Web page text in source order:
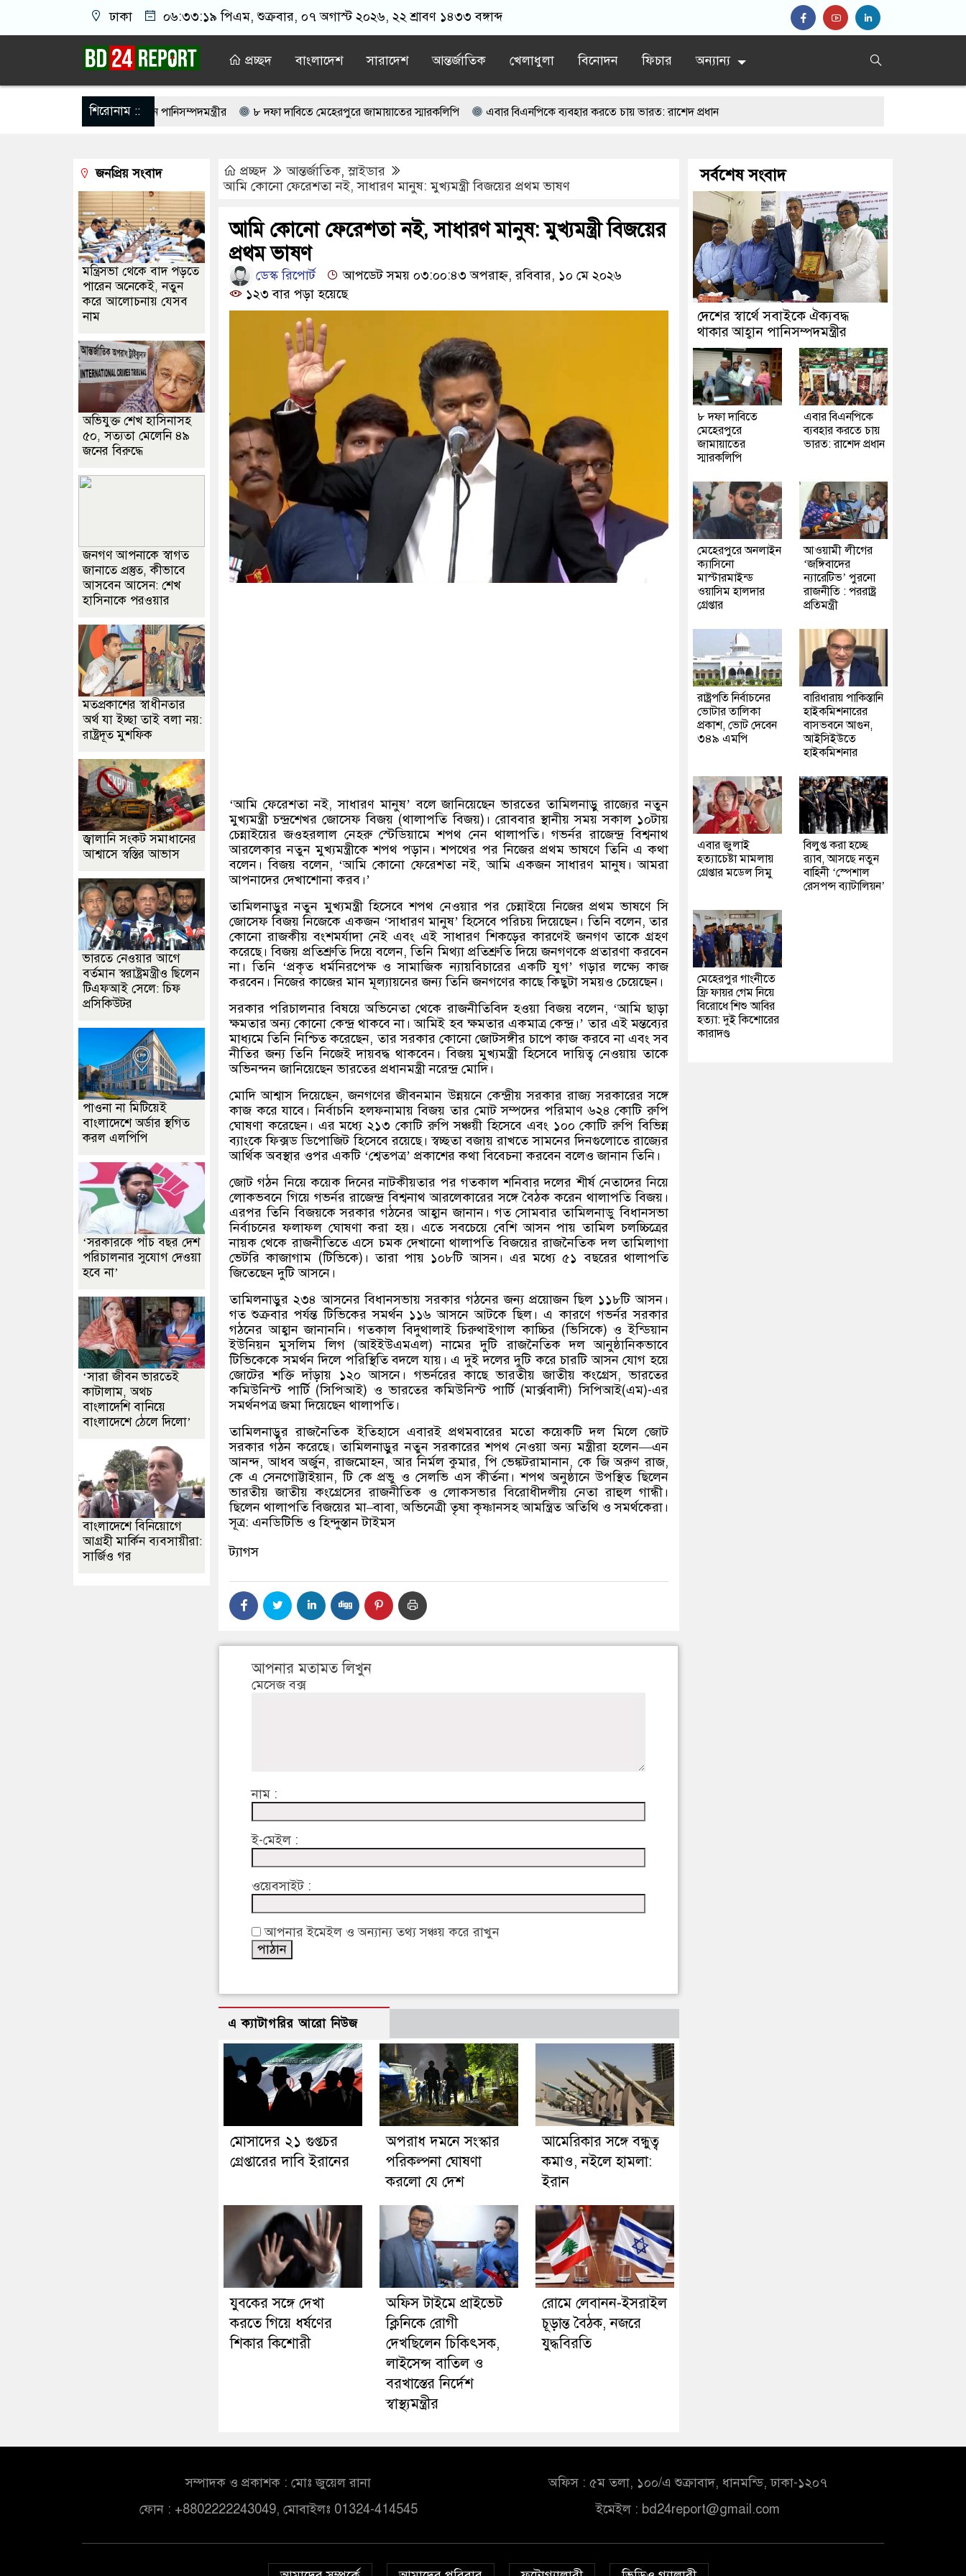
ঢাকা ০৬:৩৩:২০ পিএম, শুক্রবার, ০৭ অগাস্ট ২০২৬, ২২ শ্রাবণ ১৪৩৩ বঙ্গাব্দ
প্রচ্ছদ বাংলাদেশ সারাদেশ আন্তর্জাতিক খেলাধুলা বিনোদন ফিচার অন্যান্য
শিরোনাম ::
থাকার আহ্বান পানিসম্পদমন্ত্রীর ৮ দফা দাবিতে মেহেরপুরে জামায়াতের স্মারকলিপি এবার বিএনপিকে ব্যবহার করতে চায় ভারত: রাশেদ প্রধান
তালিকা প্রকাশ, ভোট দেবেন ৩৪৯ এমপি বারিধারায় পাকিস্তানি হাইকমিশনারের বাসভবনে আগুন, আইসিইউতে হাইকমিশনার
মামলায় গ্রেপ্তার মডেল সিমু বিলুপ্ত করা হচ্ছে র‍্যাব, আসছে নতুন বাহিনী ‘স্পেশাল রেসপন্স ব্যাটালিয়ন’
ফায়র গেম নিয়ে বিরোধে শিশু আবির হত্যা: দুই কিশোরের কারাদণ্ড
প্রচ্ছদ আন্তর্জাতিক,স্লাইডার
আমি কোনো ফেরেশতা নই, সাধারণ মানুষ: মুখ্যমন্ত্রী বিজয়ের প্রথম ভাষণ
আমি কোনো ফেরেশতা নই, সাধারণ মানুষ: মুখ্যমন্ত্রী বিজয়ের
প্রথম ভাষণ
ডেস্ক রিপোর্ট
আপডেট সময় ০৩:০০:৪৩ অপরাহ্ন, রবিবার, ১০ মে ২০২৬
১২৩ বার পড়া হয়েছে
‘আমি ফেরেশতা নই,সাধারণ মানুষ’বলে জানিয়েছেন ভারতের তামিলনাড়ু রাজ্যের নতুন
মুখ্যমন্ত্রী চন্দ্রশেখর জোসেফ বিজয় (থালাপতি বিজয়) । রোববার স্থানীয় সময় সকাল ১০টায়
চেন্নাইয়ের জওহরলাল নেহরু স্টেডিয়ামে শপথ নেন থালাপতি। গভর্নর রাজেন্দ্র বিশ্বনাথ
আরলেকার নতুন মুখ্যমন্ত্রীকে শপথ পড়ান। শপথের পর নিজের প্রথম ভাষণে তিনি এ কথা
বলেন। বিজয় বলেন, ‘আমি কোনো ফেরেশতা নই,আমি একজন সাধারণ মানুষ। আমরা
আপনাদের দেখাশোনা করব।’
তামিলনাড়ুর নতুন মুখ্যমন্ত্রী হিসেবে শপথ নেওয়ার পর চেন্নাইয়ে নিজের প্রথম ভাষণে সি
জোসেফ বিজয় নিজেকে একজন‘সাধারণ মানুষ’হিসেবে পরিচয় দিয়েছেন। তিনি বলেন,তার
কোনো রাজকীয় বংশমর্যাদা নেই এবং এই সাধারণ শিকড়ের কারণেই জনগণ তাকে গ্রহণ
করেছে। বিজয় প্রতিশ্রুতি দিয়ে বলেন,তিনি মিথ্যা প্রতিশ্রুতি দিয়ে জনগণকে প্রতারণা করবেন
না। তিনি ‘প্রকৃত ধর্মনিরপেক্ষ ও সামাজিক ন্যায়বিচারের একটি যুগ’গড়ার লক্ষ্যে কাজ
করবেন। নিজের কাজের মান মূল্যায়নের জন্য তিনি জনগণের কাছে কিছুটা সময়ও চেয়েছেন।
সরকার পরিচালনার বিষয়ে অভিনেতা থেকে রাজনীতিবিদ হওয়া বিজয় বলেন, ‘আমি ছাড়া
ক্ষমতার অন্য কোনো কেন্দ্র থাকবে না। আমিই হব ক্ষমতার একমাত্র কেন্দ্র।’তার এই মন্তব্যের
মাধ্যমে তিনি নিশ্চিত করেছেন,তার সরকার কোনো জোটসঙ্গীর চাপে কাজ করবে না এবং সব
নীতির জন্য তিনি নিজেই দায়বদ্ধ থাকবেন। বিজয় মুখ্যমন্ত্রী হিসেবে দায়িত্ব নেওয়ায় তাকে
অভিনন্দন জানিয়েছেন ভারতের প্রধানমন্ত্রী নরেন্দ্র মোদি।
মোদি আশ্বাস দিয়েছেন,জনগণের জীবনমান উন্নয়নে কেন্দ্রীয় সরকার রাজ্য সরকারের সঙ্গে
কাজ করে যাবে। নির্বাচনি হলফনামায় বিজয় তার মোট সম্পদের পরিমাণ ৬২৪ কোটি রুপি
ঘোষণা করেছেন। এর মধ্যে ২১৩ কোটি রুপি সঞ্চয়ী হিসেবে এবং ১০০ কোটি রুপি বিভিন্ন
ব্যাংকে ফিক্সড ডিপোজিট হিসেবে রয়েছে। স্বচ্ছতা বজায় রাখতে সামনের দিনগুলোতে রাজ্যের
আর্থিক অবস্থার ওপর একটি‘শ্বেতপত্র’ প্রকাশের কথা বিবেচনা করবেন বলেও জানান তিনি।
জোট গঠন নিয়ে কয়েক দিনের নাটকীয়তার পর গতকাল শনিবার দলের শীর্ষ নেতাদের নিয়ে
লোকভবনে গিয়ে গভর্নর রাজেন্দ্র বিশ্বনাথ আরলেকারের সঙ্গে বৈঠক করেন থালাপতি বিজয়।
এরপর তিনি বিজয়কে সরকার গঠনের আহ্বান জানান। গত সোমবার তামিলনাডু বিধানসভা
নির্বাচনের ফলাফল ঘোষণা করা হয়। এতে সবচেয়ে বেশি আসন পায় তামিল চলচ্চিত্রের
নায়ক থেকে রাজনীতিতে এসে চমক দেখানো থালাপতি বিজয়ের রাজনৈতিক দল তামিলাগা
ভেটরি কাজাগাম (টিভিকে) । তারা পায় ১০৮টি আসন। এর মধ্যে ৫১ বছরের থালাপতি
জিতেছেন দুটি আসনে।
তামিলনাড়ুর ২৩৪ আসনের বিধানসভায় সরকার গঠনের জন্য প্রয়োজন ছিল ১১৮টি আসন।
গত শুক্রবার পর্যন্ত টিভিকের সমর্থন ১১৬ আসনে আটকে ছিল। এ কারণে গভর্নর সরকার
গঠনের আহ্বান জানাননি। গতকাল বিদুথালাই চিরুথাইগাল কাচ্চির (ভিসিকে)ও ইন্ডিয়ান
ইউনিয়ন মুসলিম লিগ(আইইউএমএল)নামের দুটি রাজনৈতিক দল আনুষ্ঠানিকভাবে
টিভিকেকে সমর্থন দিলে পরিস্থিতি বদলে যায়। এ দুই দলের দুটি করে চারটি আসন যোগ হয়ে
জোটের শক্তি দাঁড়ায় ১২০ আসনে। গভর্নরের কাছে ভারতীয় জাতীয় কংগ্রেস,ভারতের
কমিউনিস্ট পার্টি(সিপিআই) ও ভারতের কমিউনিস্ট পার্টি(মার্ক্সবাদী)সিপিআই(এম)-এর
সমর্থনপত্র জমা দিয়েছেন থালাপতি।
তামিলনাড়ুর রাজনৈতিক ইতিহাসে এবারই প্রথমবারের মতো কয়েকটি দল মিলে জোট
সরকার গঠন করেছে। তামিলনাড়ুর নতুন সরকারের শপথ নেওয়া অন্য মন্ত্রীরা হলেন—এন
আনন্দ,আধব অর্জুন,রাজমোহন,আর নির্মল কুমার,পি ভেঙ্কটরামানান,কে জি অরুণ রাজ,
কে এ সেনগোট্টাইয়ান,টি কে প্রভু ও সেলভি এস কীর্তনা। শপথ অনুষ্ঠানে উপস্থিত ছিলেন
ভারতীয় জাতীয় কংগ্রেসের রাজনীতিক ও লোকসভার বিরোধীদলীয় নেতা রাহুল গান্ধী।
ছিলেন থালাপতি বিজয়ের মা–বাবা,অভিনেত্রী তৃষা কৃষ্ণানসহ আমন্ত্রিত অতিথি ও সমর্থকেরা।
সূত্র: এনডিটিভি ও হিন্দুস্তান টাইমস
ট্যাগস
আপনার মতামত লিখুন
মেসেজ বক্স
নাম :
ই-মেইল :
ওয়েবসাইট :
আপনার ইমেইল ও অন্যান্য তথ্য সঞ্চয় করে রাখুন
এ ক্যাটাগরির আরো নিউজ
মোসাদের ২১ গুপ্তচর
গ্রেপ্তারের দাবি ইরানের
অপরাধ দমনে সংস্কার
পরিকল্পনা ঘোষণা
করলো যে দেশ
আমেরিকার সঙ্গে বন্ধুত্ব
কমাও, নইলে হামলা:
ইরান
যুবকের সঙ্গে দেখা
করতে গিয়ে ধর্ষণের
শিকার কিশোরী
অফিস টাইমে প্রাইভেট
ক্লিনিকে রোগী
দেখছিলেন চিকিৎসক,
লাইসেন্স বাতিল ও
বরখাস্তের নির্দেশ
স্বাস্থ্যমন্ত্রীর
রোমে লেবানন-ইসরাইল
চূড়ান্ত বৈঠক, নজরে
যুদ্ধবিরতি
জনপ্রিয় সংবাদ
মন্ত্রিসভা থেকে বাদ পড়তে
পারেন অনেকেই, নতুন
করে আলোচনায় যেসব
নাম
অভিযুক্ত শেখ হাসিনাসহ
৫০, সত্যতা মেলেনি ৪৯
জনের বিরুদ্ধে
জনগণ আপনাকে স্বাগত
জানাতে প্রস্তুত, কীভাবে
আসবেন আসেন: শেখ
হাসিনাকে পরওয়ার
মতপ্রকাশের স্বাধীনতার
অর্থ যা ইচ্ছা তাই বলা নয়:
রাষ্ট্রদূত মুশফিক
জ্বালানি সংকট সমাধানের
আশ্বাসে স্বস্তির আভাস
ভারতে নেওয়ার আগে
বর্তমান স্বরাষ্ট্রমন্ত্রীও ছিলেন
টিএফআই সেলে: চিফ
প্রসিকিউটর
পাওনা না মিটিয়েই
বাংলাদেশে অর্ডার স্থগিত
করল এলপিপি
‘সরকারকে পাঁচ বছর দেশ
পরিচালনার সুযোগ দেওয়া
হবে না’
‘সারা জীবন ভারতেই
কাটালাম, অথচ
বাংলাদেশি বানিয়ে
বাংলাদেশে ঠেলে দিলো’
বাংলাদেশে বিনিয়োগে
আগ্রহী মার্কিন ব্যবসায়ীরা:
সার্জিও গর
সর্বশেষ সংবাদ
দেশের স্বার্থে সবাইকে ঐক্যবদ্ধ
থাকার আহ্বান পানিসম্পদমন্ত্রীর
৮ দফা দাবিতে
মেহেরপুরে
জামায়াতের
স্মারকলিপি
এবার বিএনপিকে
ব্যবহার করতে চায়
ভারত: রাশেদ প্রধান
মেহেরপুরে অনলাইন
ক্যাসিনো
মাস্টারমাইন্ড
ওয়াসিম হালদার
গ্রেপ্তার
আওয়ামী লীগের
‘জঙ্গিবাদের
ন্যারেটিভ’ পুরনো
রাজনীতি : পররাষ্ট্র
প্রতিমন্ত্রী
রাষ্ট্রপতি নির্বাচনের
ভোটার তালিকা
প্রকাশ, ভোট দেবেন
৩৪৯ এমপি
বারিধারায় পাকিস্তানি
হাইকমিশনারের
বাসভবনে আগুন,
আইসিইউতে
হাইকমিশনার
এবার জুলাই
হত্যাচেষ্টা মামলায়
গ্রেপ্তার মডেল সিমু
বিলুপ্ত করা হচ্ছে
র‍্যাব, আসছে নতুন
বাহিনী ‘স্পেশাল
রেসপন্স ব্যাটালিয়ন’
মেহেরপুর গাংনীতে
ফ্রি ফায়র গেম নিয়ে
বিরোধে শিশু আবির
হত্যা: দুই কিশোরের
কারাদণ্ড
সম্পাদক ও প্রকাশক : মোঃ জুয়েল রানা
ফোন : +8802222243049, মোবাইলঃ 01324-414545
অফিস : ৫ম তলা, ১০০/এ শুক্রাবাদ, ধানমন্ডি, ঢাকা-১২০৭
ইমেইল : bd24report@gmail.com